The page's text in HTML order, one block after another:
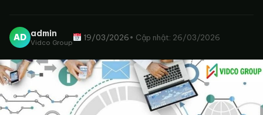
AD admin
Vidco Group
19/03/2026• Cập nhật: 26/03/2026